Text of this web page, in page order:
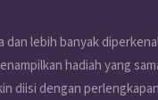
lebih banyak
hadiah yang
diisi dengan